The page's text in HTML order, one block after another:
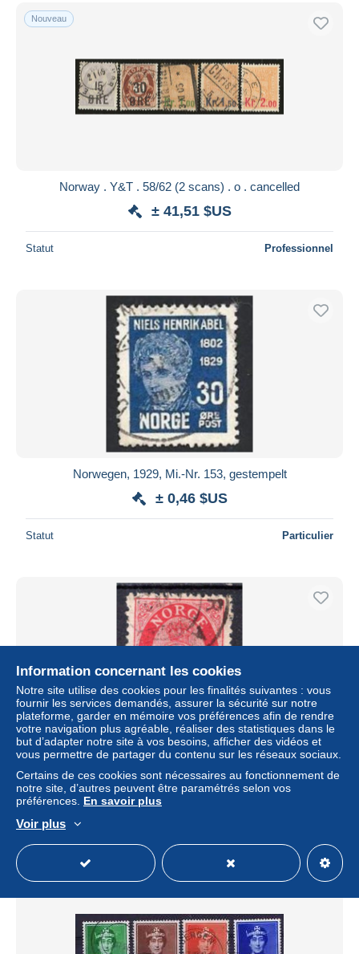
Nouveau
Norway . Y&T . 58/62 (2 scans) . o . cancelled
± 41,51 $US
Statut Professionnel
Norwegen, 1929, Mi.-Nr. 153, gestempelt
± 0,46 $US
Statut Particulier
Q7565 - NORWAY NORVEGE Yv N°95
± 0,16 $US
Statut
Information concernant les cookies
Notre site utilise des cookies pour les finalités suivantes : vous
fournir les services demandés, assurer la sécurité sur notre
plateforme, garder en mémoire vos préférences afin de rendre
votre navigation plus agréable, réaliser des statistiques dans le
but d’adapter notre site à vos besoins, afficher des vidéos et
vous permettre de partager du contenu sur les réseaux sociaux.
Certains de ces cookies sont nécessaires au fonctionnement de
notre site, d’autres peuvent être paramétrés selon vos
préférences. En savoir plus
Voir plus